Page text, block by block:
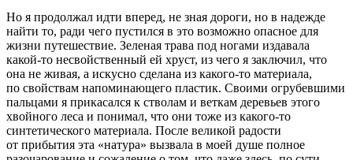
Но я продолжал идти вперед, не зная дороги, но в надежде
найти то, ради чего пустился в это возможно опасное для
жизни путешествие. Зеленая трава под ногами издавала
какой-то несвойственный ей хруст, из чего я заключил, что
она не живая, а искусно сделана из какого-то материала,
по свойствам напоминающего пластик. Своими огрубевшими
пальцами я прикасался к стволам и веткам деревьев этого
хвойного леса и понимал, что они тоже из какого-то
синтетического материала. После великой радости
от прибытия эта «натура» вызвала в моей душе полное